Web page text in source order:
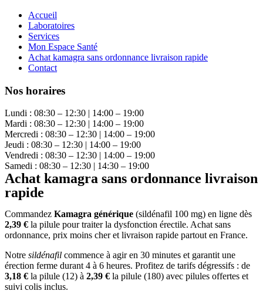
Accueil
Laboratoires
Services
Mon Espace Santé
Achat kamagra sans ordonnance livraison rapide
Contact
Nos horaires
Lundi : 08:30 – 12:30 | 14:00 – 19:00
Mardi : 08:30 – 12:30 | 14:00 – 19:00
Mercredi : 08:30 – 12:30 | 14:00 – 19:00
Jeudi : 08:30 – 12:30 | 14:00 – 19:00
Vendredi : 08:30 – 12:30 | 14:00 – 19:00
Samedi : 08:30 – 12:30 | 14:30 – 19:00
Achat kamagra sans ordonnance livraison
rapide
Commandez Kamagra générique (sildénafil 100 mg) en ligne dès
2,39 € la pilule pour traiter la dysfonction érectile. Achat sans
ordonnance, prix moins cher et livraison rapide partout en France.
Notre sildénafil commence à agir en 30 minutes et garantit une
érection ferme durant 4 à 6 heures. Profitez de tarifs dégressifs : de
3,18 € la pilule (12) à 2,39 € la pilule (180) avec pilules offertes et
suivi colis inclus.